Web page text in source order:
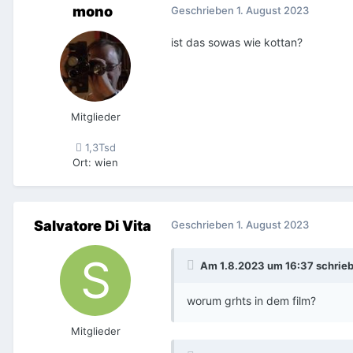
mono
Mitglieder
1,3Tsd
Ort: wien
Geschrieben 1. August 2023
ist das sowas wie kottan?
Salvatore Di Vita
Mitglieder
Geschrieben 1. August 2023
Am 1.8.2023 um 16:37 schrieb
worum grhts in dem film?